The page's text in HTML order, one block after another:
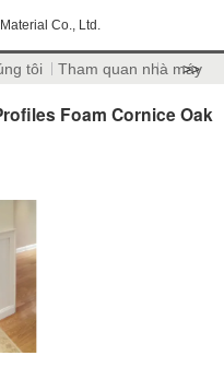
Co., Ltd.
tôi Tham quan nhà máy
>>
Foam Cornice Oak